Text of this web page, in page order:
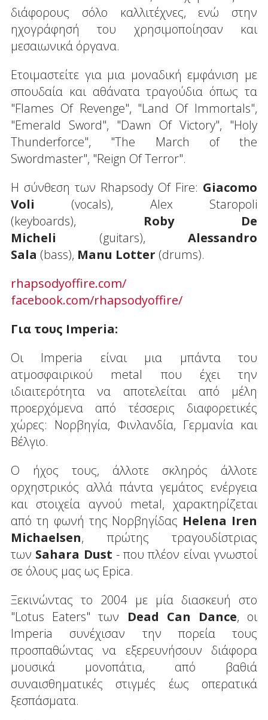
διάφορους σόλο καλλιτέχνες, ενώ στην
ηχογράφησή του χρησιμοποίησαν και
μεσαιωνικά όργανα.
Ετοιμαστείτε για μια μοναδική εμφάνιση με
σπουδαία και αθάνατα τραγούδια όπως τα
"Flames Of Revenge", "Land Of Immortals",
"Emerald Sword", "Dawn Of Victory", "Holy
Thunderforce", "The March of the
Swordmaster", "Reign Of Terror".
Η σύνθεση των Rhapsody Of Fire: Giacomo
Voli (vocals), Alex Staropoli
(keyboards), Roby De
Micheli (guitars),Alessandro
Sala (bass), Manu Lotter (drums).
rhapsodyoffire.com/
facebook.com/rhapsodyoffire/
Για τους Imperia:
Oι Imperia είναι μια μπάντα του
ατμοσφαιρικού metal που έχει την
ιδιαιτερότητα να αποτελείται από μέλη
προερχόμενα από τέσσερις διαφορετικές
χώρες: Νορβηγία, Φινλανδία, Γερμανία και
Βέλγιο.
Ο ήχος τους, άλλοτε σκληρός άλλοτε
ορχηστρικός αλλά πάντα γεμάτος ενέργεια
και στοιχεία αγνού metal, χαρακτηρίζεται
από τη φωνή της Νορβηγίδας Helena Iren
Michaelsen, πρώτης τραγουδίστριας
των Sahara Dust - που πλέον είναι γνωστοί
σε όλους μας ως Epica.
Ξεκινώντας το 2004 με μία διασκευή στο
"Lotus Eaters" των Dead Can Dance, οι
Imperia συνέχισαν την πορεία τους
προσπαθώντας να εξερευνήσουν διάφορα
μουσικά μονοπάτια, από βαθιά
συναισθηματικές στιγμές έως οπερατικά
ξεσπάσματα.